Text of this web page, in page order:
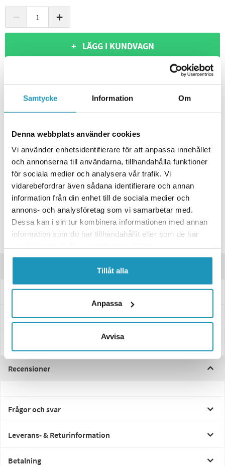
Samtycke Information Om
Denna webbplats använder cookies
Vi använder enhetsidentifierare för att anpassa innehållet
och annonserna till användarna, tillhandahålla funktioner
för sociala medier och analysera vår trafik. Vi
vidarebefordrar även sådana identifierare och annan
information från din enhet till de sociala medier och
annons- och analysföretag som vi samarbetar med.
Dessa kan i sin tur kombinera informationen med annan
information som du har tillhandahållit eller som de har
Tillåt alla
Anpassa
Avvisa
− +
+ LÄGG I KUNDVAGN
BUTIKSLAGER 0 I LAGER
Lägsta pris de senaste 30-dagarna:110 kr
Spara produkt
Frågor om produkten?
TÄNK PÅ ATT KÖPA TILL
VALERYD
Smartcliptång
212 kr (ink. moms) 249 kr
Smartclips för DC kabel 6-pack för släpvagnsbelysning
Specifikationer
Recensioner
Frågor och svar
Leverans- & Returinformation
Betalning